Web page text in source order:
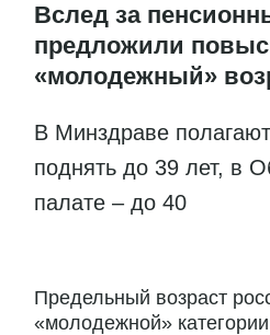
Вслед за
предложили
«молодежный»
В Минздраве
поднять до 39 лет, в
палате – до 40
Предельный возраст
«молодежной»